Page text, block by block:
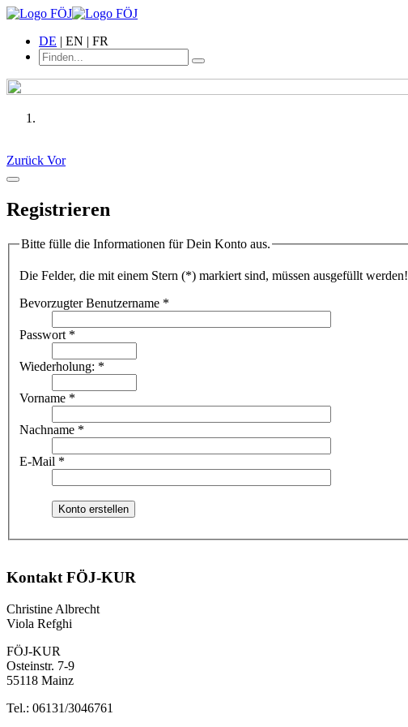
DE | EN | FR
Zurück Vor
Registrieren
Bitte fülle die Informationen für Dein Konto aus.
Die Felder, die mit einem Stern (*) markiert sind, müssen ausgefüllt werden!
Bevorzugter Benutzername *
Passwort *
Wiederholung: *
Vorname *
Nachname *
E-Mail *
Kontakt FÖJ-KUR
Christine Albrecht
Viola Refghi
FÖJ-KUR
Osteinstr. 7-9
55118 Mainz
Tel.: 06131/3046761